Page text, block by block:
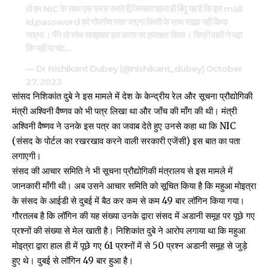
तो हम NIC के साथ एक करार करते हैं,जिसका पहला ही बिंदु यह है कि इस mail
id,password को गोपनीय रखा जाएगा किसी के साथ साझा नहीं किया
जाएगा । मैंने तो सोच समझकर इस करार पर हस्ताक्षर किया । डिग्री वाली ने पढ़ा
कि नहीं या चंद…
— Dr Nishikant Dubey (@nishikant_dubey) October
27, 2023
सांसद निशिकांत दुबे ने इस मामले में देश के केन्द्रीय रेल और सूचना प्रौद्योगिकी
मंत्री अश्विनी वैष्णव को भी पत्र लिखा था और जाँच की माँग की थी। मंत्री
अश्विनी वैष्णव ने उनके इस पत्र का जवाब देते हुए उनसे कहा था कि NIC
(संसद के पोर्टल का रखरखाव करने वाली सरकारी एजेंसी) इस बात का पता
लगाएगी।
संसद की आचार समिति ने भी सूचना प्रौद्योगिकी मंत्रालय से इस मामले में
जानकारी माँगी थी। अब उसने आचार समिति को सूचित किया है कि महुआ मोइत्रा
के संसद के आईडी से दुबई में बैठ कर कम से कम 49 बार लॉगिन किया गया।
गौरतलब है कि लॉगिन की यह संख्या उनके द्वारा संसद में अडानी समूह पर पूछे गए
प्रश्नों की संख्या से मेल खाती है। निशिकांत दुबे ने आरोप लगाया था कि महुआ
मोइत्रा द्वारा हाल ही में पूछे गए 61 प्रश्नों में से 50 प्रश्न अडानी समूह से जुड़े
हुए थे। दुबई से लॉगिन 49 बार हुआ है।